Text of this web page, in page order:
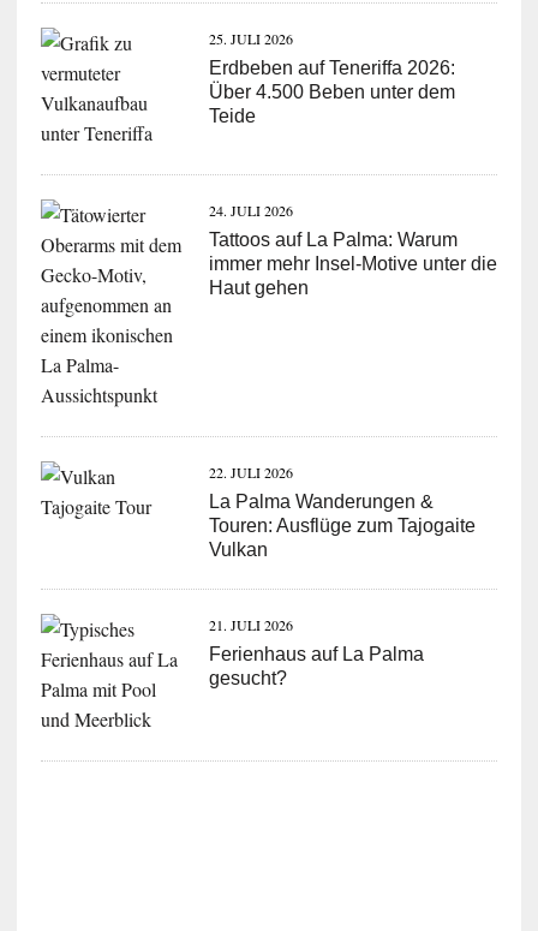
25. JULI 2026
Erdbeben auf Teneriffa 2026:
Über 4.500 Beben unter dem
Teide
24. JULI 2026
Tattoos auf La Palma: Warum
immer mehr Insel-Motive unter die
Haut gehen
22. JULI 2026
La Palma Wanderungen &
Touren: Ausflüge zum Tajogaite
Vulkan
21. JULI 2026
Ferienhaus auf La Palma
gesucht?